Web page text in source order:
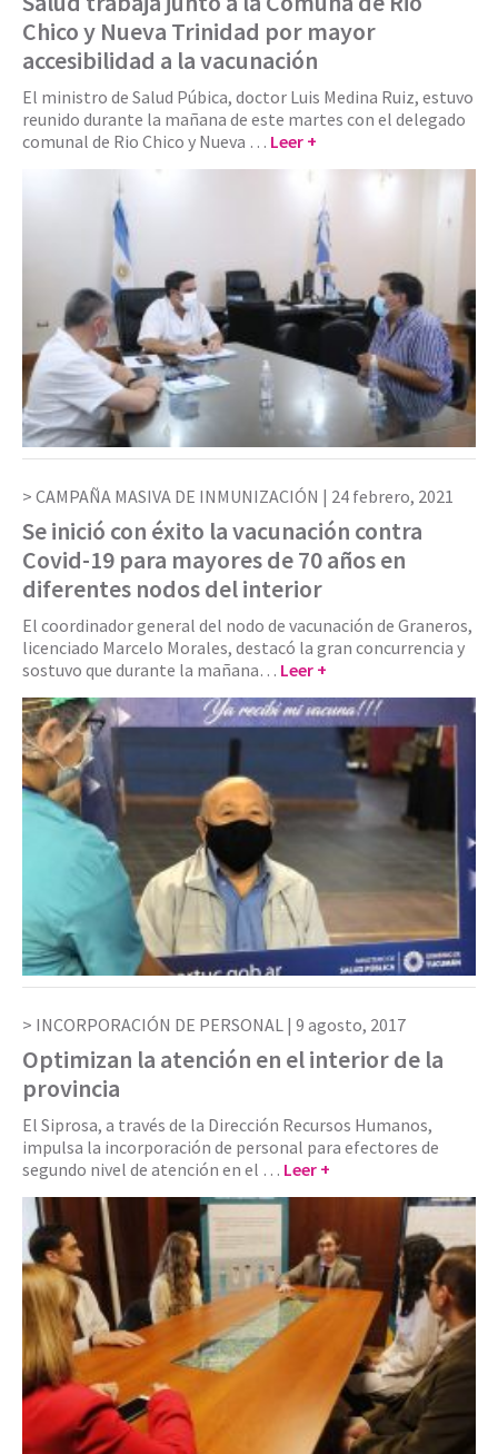
Chico y Nueva Trinidad por mayor
accesibilidad a la vacunación
El ministro de Salud Púbica, doctor Luis Medina Ruiz, estuvo
reunido durante la mañana de este martes con el delegado
comunal de Rio Chico y Nueva … Leer +
CAMPAÑA MASIVA DE INMUNIZACIÓN | 24 febrero, 2021
Se inició con éxito la vacunación contra
Covid-19 para mayores de 70 años en
diferentes nodos del interior
El coordinador general del nodo de vacunación de Graneros,
licenciado Marcelo Morales, destacó la gran concurrencia y
sostuvo que durante la mañana… Leer +
INCORPORACIÓN DE PERSONAL | 9 agosto, 2017
Optimizan la atención en el interior de la
provincia
El Siprosa, a través de la Dirección Recursos Humanos,
impulsa la incorporación de personal para efectores de
segundo nivel de atención en el … Leer +